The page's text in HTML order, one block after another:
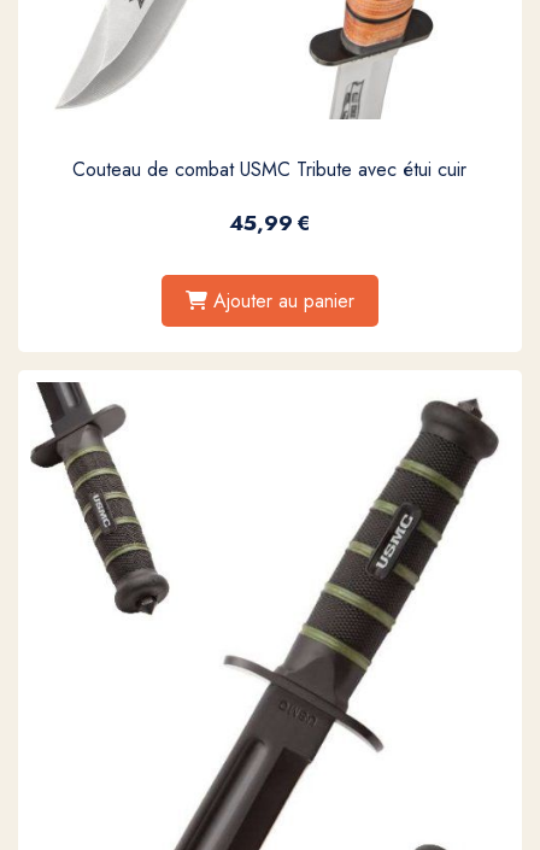
Couteau de combat USMC Tribute avec étui cuir
45,99€
Ajouter au panier